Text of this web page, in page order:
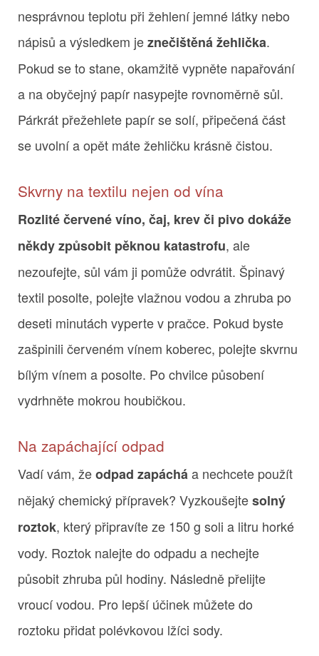
nesprávnou teplotu při žehlení jemné látky nebo
nápisů a výsledkem jeznečištěná žehlička.
Pokud se to stane, okamžitě vypněte napařování
a na obyčejný papír nasypejte rovnoměrně sůl.
Párkrát přežehlete papír se solí, připečená část
se uvolní a opět máte žehličku krásně čistou.
Skvrny na textilu nejen od vína
Rozlité červené víno, čaj, krev či pivo dokáže
někdy způsobit pěknou katastrofu, ale
nezoufejte, sůl vám ji pomůže odvrátit. Špinavý
textil posolte, polejte vlažnou vodou a zhruba po
deseti minutách vyperte v pračce. Pokud byste
zašpinili červeném vínem koberec, polejte skvrnu
bílým vínem a posolte. Po chvilce působení
vydrhněte mokrou houbičkou.
Na zapáchající odpad
Vadí vám, žeodpad zapácháa nechcete použít
nějaký chemický přípravek? Vyzkoušejtesolný
roztok, který připravíte ze 150 g soli a litru horké
vody. Roztok nalejte do odpadu a nechejte
působit zhruba půl hodiny. Následně přelijte
vroucí vodou. Pro lepší účinek můžete do
roztoku přidat polévkovou lžíci sody.